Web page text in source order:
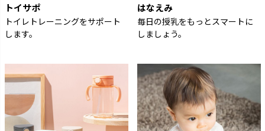
トイサポ
トイレトレーニングをサポート
します。
はなえみ
毎日の授乳をもっとスマートに
しましょう。